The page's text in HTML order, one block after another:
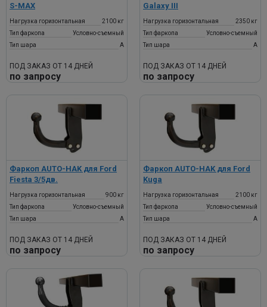
S-MAX
Нагрузка горизонтальная
2100 кг
Тип фаркопа
Условно-съемный
Тип шара
A
ПОД ЗАКАЗ ОТ 14 ДНЕЙ
по запросу
Galaxy III
Нагрузка горизонтальная
2350 кг
Тип фаркопа
Условно-съемный
Тип шара
A
ПОД ЗАКАЗ ОТ 14 ДНЕЙ
по запросу
Фаркоп AUTO-HAK для Ford
Fiesta 3/5дв.
Нагрузка горизонтальная
900 кг
Тип фаркопа
Условно-съемный
Тип шара
A
ПОД ЗАКАЗ ОТ 14 ДНЕЙ
по запросу
Фаркоп AUTO-HAK для Ford
Kuga
Нагрузка горизонтальная
2100 кг
Тип фаркопа
Условно-съемный
Тип шара
A
ПОД ЗАКАЗ ОТ 14 ДНЕЙ
по запросу